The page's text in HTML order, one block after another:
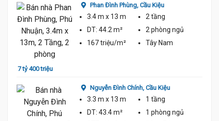
7 tỷ 400 triệu
Phan Đình Phùng, Cầu Kiệu
3.4 m x 13 m
2 tầng
DT: 44.2 m² 2 phòng ngủ
167 triệu/m²
Tây Nam
Nguyễn Đình Chính, Cầu Kiệu
3.3 m x 13 m
1 tầng
DT: 43.4 m² 1 phòng ngủ